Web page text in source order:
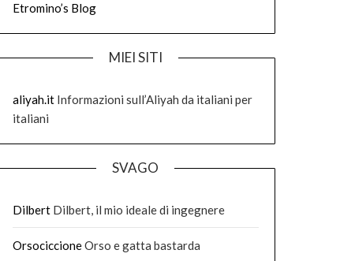
Etromino’s Blog
MIEI SITI
aliyah.itInformazioni sull’Aliyah da italiani per
italiani
SVAGO
DilbertDilbert, il mio ideale di ingegnere
OrsociccioneOrso e gatta bastarda